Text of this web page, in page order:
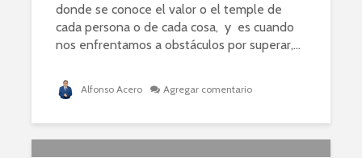
donde se conoce el valor o el temple de
cada persona o de cada cosa, y es cuando
nos enfrentamos a obstáculos por superar,...
Alfonso Acero Agregar comentario